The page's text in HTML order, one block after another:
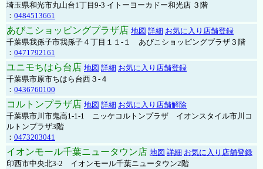
埼玉県和光市丸山台1丁目9-3 イトーヨーカドー和光店 ３階
： 0484513661
あびこショッピングプラザ店 地図 詳細 お気に入り店舗登録
千葉県我孫子市我孫子４丁目１１-１ あびこショッピングプラザ３階
： 0471792161
ユニモちはら台店 地図 詳細 お気に入り店舗登録
千葉県市原市ちはら台西３-４
： 0436760100
コルトンプラザ店 地図 詳細 お気に入り店舗解除
千葉県市川市鬼高1-1-1 ニッケコルトンプラザ イオンスタイル市川コ
ルトンプラザ3階
： 0473203041
イオンモール千葉ニュータウン店 地図 詳細 お気に入り店舗登録
印西市中央北3-2 イオンモール千葉ニュータウン2階